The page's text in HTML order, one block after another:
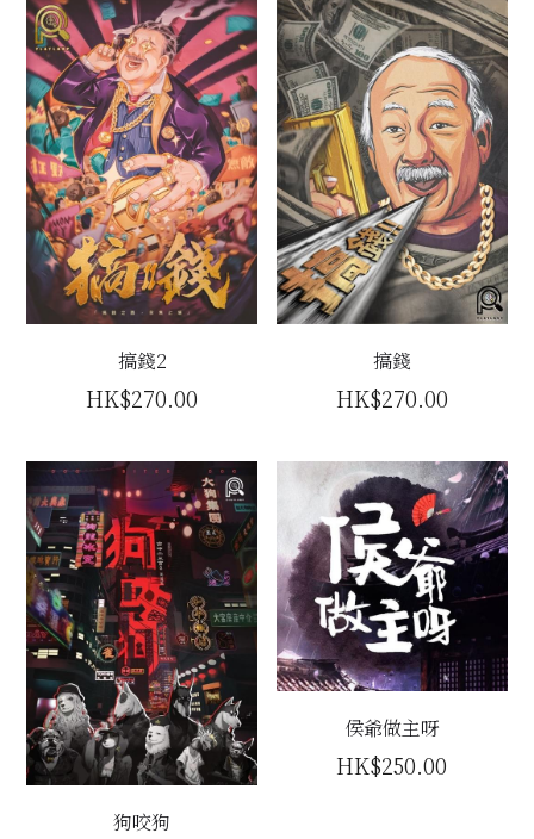
搞錢2
HK$270.00
搞錢
HK$270.00
狗咬狗
侯爺做主呀
HK$250.00